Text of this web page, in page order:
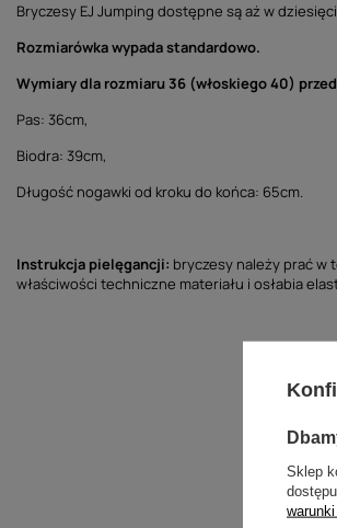
Bryczesy EJ Jumping dostępne są aż w
Rozmiarówka wypada standardowo.
Wymiary dla rozmiaru 36 (włoskiego 40)
Pas: 36cm,
Biodra: 39cm,
Długość nogawki od kroku do końca: 65cm.
Instrukcja pielęgancji: bryczesy należy prać w
właściwości techniczne materiału i osłabia
Sklep